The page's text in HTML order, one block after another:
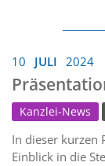
10 JULI 2024
Kanzlei-News
In dieser kurzen
Einblick in die